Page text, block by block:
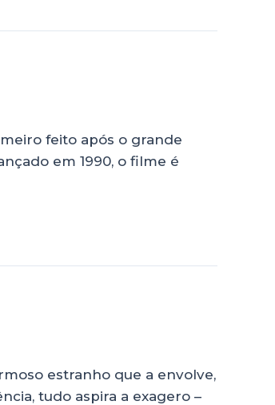
feito após o grande
em 1990, o filme é
estranho que a envolve,
tudo aspira a exagero –